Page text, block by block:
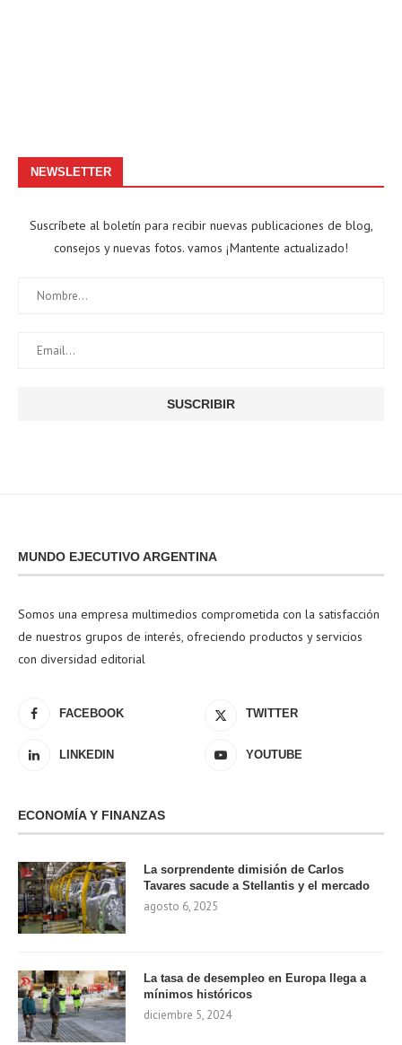
NEWSLETTER
Suscríbete al boletín para recibir nuevas publicaciones de blog,
consejos y nuevas fotos. vamos ¡Mantente actualizado!
MUNDO EJECUTIVO ARGENTINA
Somos una empresa multimedios comprometida con la satisfacción
de nuestros grupos de interés, ofreciendo productos y servicios
con diversidad editorial
FACEBOOK TWITTER
LINKEDIN YOUTUBE
ECONOMÍA Y FINANZAS
La sorprendente dimisión de Carlos
Tavares sacude a Stellantis y el mercado
agosto 6, 2025
La tasa de desempleo en Europa llega a
mínimos históricos
diciembre 5, 2024